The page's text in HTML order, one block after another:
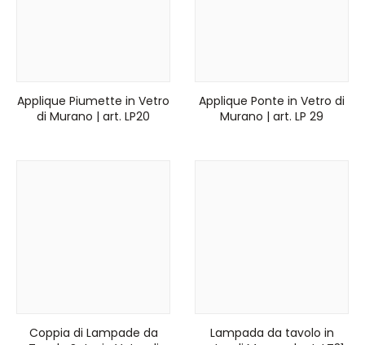
Applique Piumette in Vetro
di Murano | art. LP20
Applique Ponte in Vetro di
Murano | art. LP 29
Coppia di Lampade da
Lampada da tavolo in